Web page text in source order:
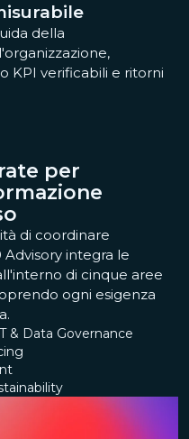
della
KPI verificabili e ritorni
per
di coordinare
integra le
di cinque aree
ogni esigenza
& Data Governance